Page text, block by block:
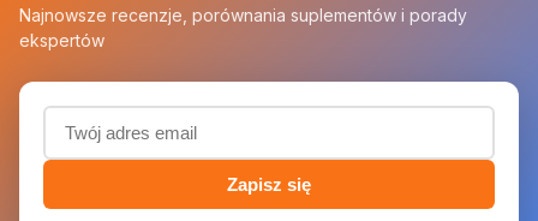
Najnowsze recenzje, porównania suplementów i porady
ekspertów
Adres email (wymagany)
Zapisz się